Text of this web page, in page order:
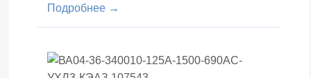
Подробнее →